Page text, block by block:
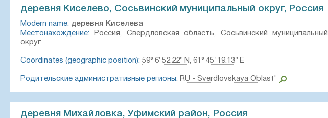
деревня Киселево, Сосьвинский муниципальный округ, Россия
Modern name: деревня Киселева
Местонахождение: Россия, Свердловская область, Сосьвинский муниципальный
округ
Coordinates (geographic position): 59° 6′ 52.22″ N, 61° 45′ 19.13″ E
Родительские административные регионы: RU - Sverdlovskaya Oblast'
деревня Михайловка, Уфимский район, Россия